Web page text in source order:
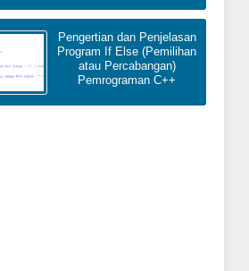
Pengertian dan Penjelasan
Program If Else (Pemilihan
atau Percabangan)
Pemrograman C++